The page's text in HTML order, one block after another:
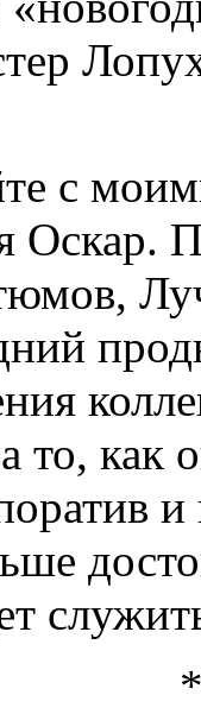
с
Оскар.
то, как
и